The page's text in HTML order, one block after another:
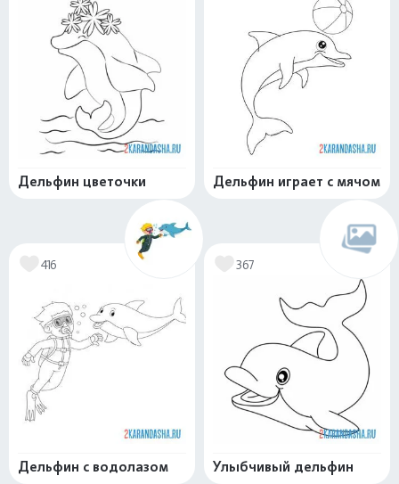
Дельфин цветочки Дельфин играет с мячом
416
Дельфин с водолазом
367
Улыбчивый дельфин